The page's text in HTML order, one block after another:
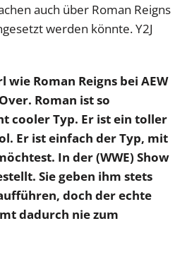
auch über Roman Reigns
werden könnte. Y2J
wie Roman Reigns bei AEW
Roman ist so
cooler Typ. Er ist ein toller
Er ist einfach der Typ, mit
In der (WWE) Show
Sie geben ihm stets
doch der echte
dadurch nie zum